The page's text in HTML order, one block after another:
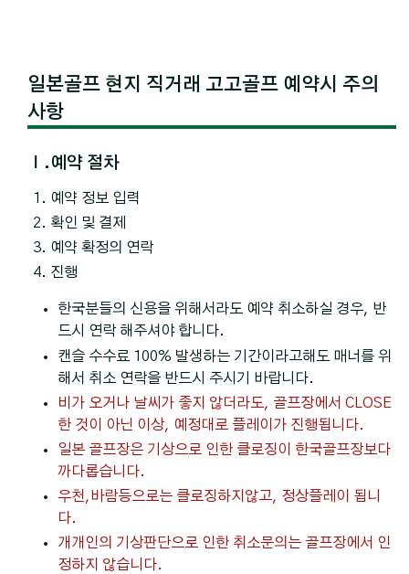
일본골프 현지 직거래 고고골프 예약시 주의
사항
Ⅰ.예약 절차
예약 정보 입력
확인 및 결제
예약 확정의 연락
진행
한국분들의 신용을 위해서라도 예약 취소하실 경우, 반
드시 연락 해주셔야 합니다.
캔슬 수수료 100% 발생하는 기간이라고해도 매너를 위
해서 취소 연락을 반드시 주시기 바랍니다.
비가 오거나 날씨가 좋지 않더라도, 골프장에서 CLOSE
한 것이 아닌 이상, 예정대로 플레이가 진행됩니다.
일본 골프장은 기상으로 인한 클로징이 한국골프장보다
까다롭습니다.
우천,바람등으로는 클로징하지않고, 정상플레이 됩니
다.
개개인의 기상판단으로 인한 취소문의는 골프장에서 인
정하지 않습니다.